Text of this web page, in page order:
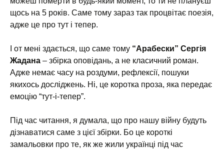
щось на 5 років. Саме тому зараз так процвітає поезія,
адже це про тут і тепер.
І от мені здається, що саме тому “Арабески” Сергія
Жадана – збірка оповідань, а не класичний роман.
Адже немає часу на роздуми, рефлексії, пошуки
якихось досліджень. Ні, це коротка проза, яка передає
емоцію “тут-і-тепер”.
Під час читання, я думала, що про нашу війну будуть
дізнаватися саме з цієї збірки. Бо це короткі
замальовки про те, як же жили українці під час